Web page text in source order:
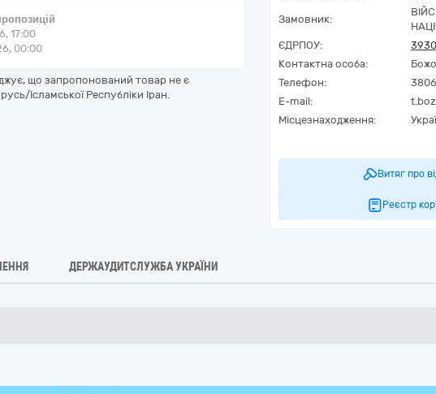
17:00
00:00
що запропонований товар не є
Ісламської Республіки Іран.
Замовник:
ЄДРПОУ:
Контактна особа:
Телефон:
E-mail:
Місцезнаходження:
Витяг про
Реєстр
ДЕРЖАУДИТСЛУЖБА УКРАЇНИ